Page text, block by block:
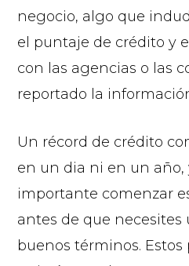
negocio, algo que
el puntaje de crédito y
con las agencias o las
reportado la
Un récord de crédito
en un dia ni en un año,
importante comenzar
antes de que necesites
buenos términos. Estos